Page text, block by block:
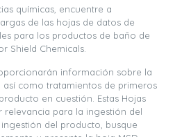
químicas, encuentre a
de las hojas de datos de
para los productos de baño de
Shield Chemicals.
información sobre la
así como tratamientos de primeros
en cuestión. Estas Hojas
relevancia para la ingestión del
del producto, busque